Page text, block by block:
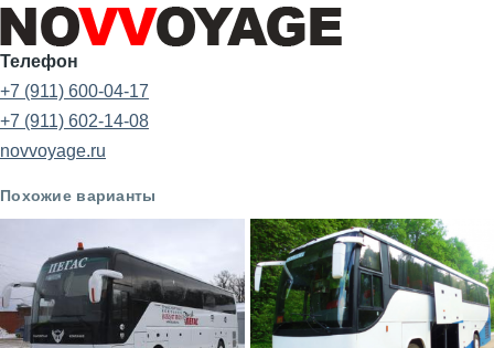
Телефон
+7 (911) 600-04-17
+7 (911) 602-14-08
novvoyage.ru
Похожие варианты